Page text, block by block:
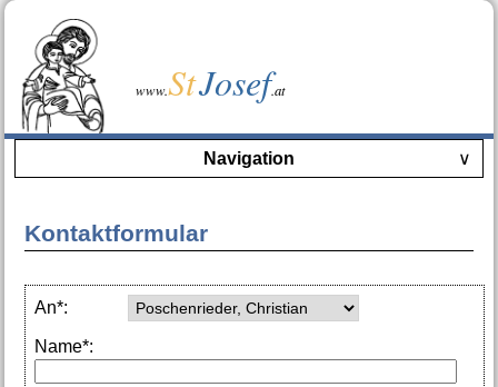
www.StJosef.at
Navigation ∨
Kontaktformular
An*:
Name*: